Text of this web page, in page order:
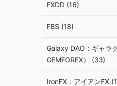
FXDD (16)
FBS (18)
Galaxy DAO：ギャラ
GEMFOREX） (33)
IronFX：アイアンFX